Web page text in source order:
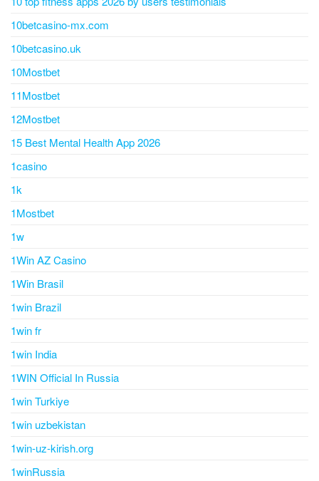
10betcasino-mx.com
10betcasino.uk
10Mostbet
11Mostbet
12Mostbet
15 Best Mental Health App 2026
1casino
1k
1Mostbet
1w
1Win AZ Casino
1Win Brasil
1win Brazil
1win fr
1win India
1WIN Official In Russia
1win Turkiye
1win uzbekistan
1win-uz-kirish.org
1winRussia